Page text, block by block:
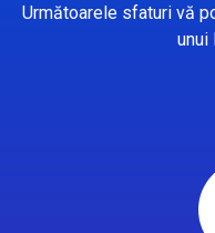
Următoarele sfaturi vă
unui